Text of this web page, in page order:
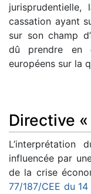
cassation ayant
sur son champ
dû prendre en
européens sur la
Directive
influencée par
de la crise
77/187/CEE du